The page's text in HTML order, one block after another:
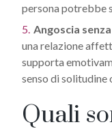
persona potrebbe
Angoscia
una relazione
supporta
senso di
Quali